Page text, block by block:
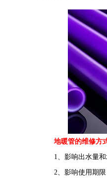
地暖管的维修方
1、影响出水量
2、影响使用期